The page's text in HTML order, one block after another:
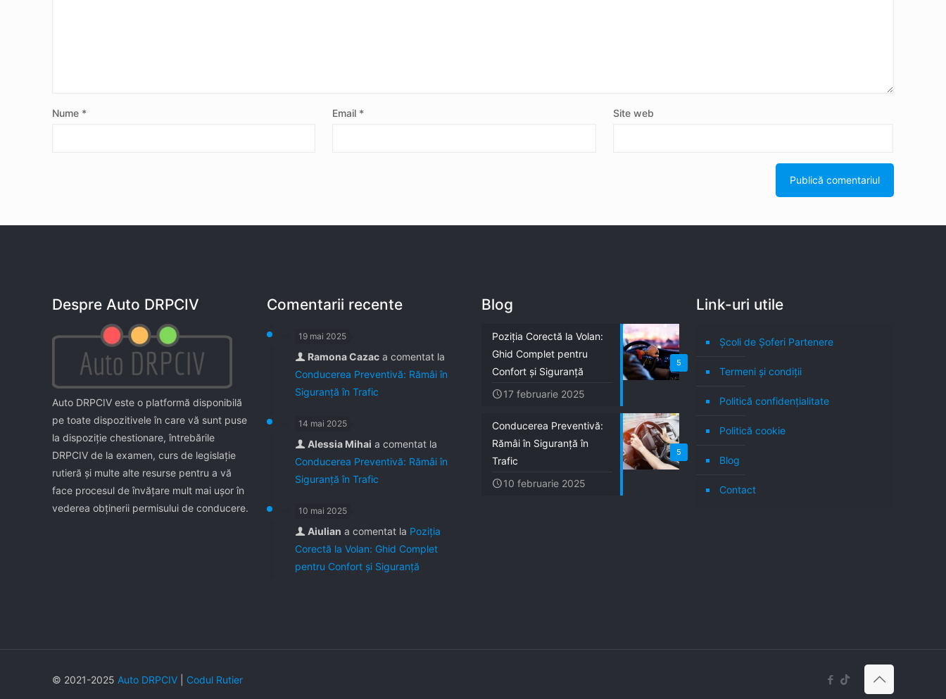
Nume * Email * Site web
Despre Auto DRPCIV
Auto DRPCIV este o platformă disponibilă
pe toate dispozitivele în care vă sunt puse
la dispoziţie chestionare, întrebările
DRPCIV de la examen, curs de legislaţie
rutieră şi multe alte resurse pentru a vă
face procesul de învăţare mult mai uşor în
vederea obţinerii permisului de conducere.
Comentarii recente
19 mai 2025
Ramona Cazac a comentat la
Conducerea Preventivă: Rămâi în
Siguranță în Trafic
14 mai 2025
Alessia Mihai a comentat la
Conducerea Preventivă: Rămâi în
Siguranță în Trafic
10 mai 2025
Aiulian a comentat la Poziția
Corectă la Volan: Ghid Complet
pentru Confort și Siguranță
Blog
5
Poziția Corectă la Volan:
Ghid Complet pentru
Confort și Siguranță
17 februarie 2025
5
Conducerea Preventivă:
Rămâi în Siguranță în
Trafic
10 februarie 2025
Link-uri utile
Școli de Șoferi Partenere
Termeni şi condiţii
Politică confidenţialitate
Politică cookie
Blog
Contact
© 2021-2025 Auto DRPCIV Codul Rutier